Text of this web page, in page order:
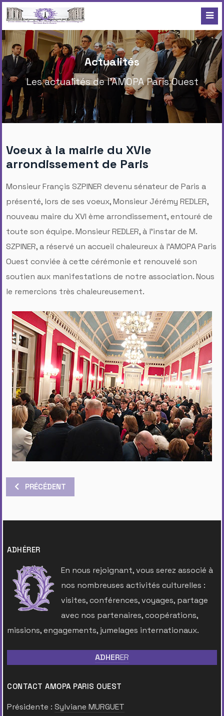
Actualités
Les actualités de l'AMOPA Paris Ouest
Voeux à la mairie du XVIe
arrondissement de Paris
Monsieur Françis SZPINER devenu sénateur de Paris a
présenté, lors de ses voeux, Monsieur Jérémy REDLER,
nouveau maire du XVI ème arrondissement, entouré de
toute son équipe. Monsieur REDLER, à l’instar de M.
SZPINER, a réservé un accueil chaleureux à l’AMOPA Paris
Ouest conviée à cette cérémonie et renouvelé son
soutien aux manifestations de notre association. Nous
le remercions très chaleureusement.
ARTICLE PRÉCÉDENT : VOYAGE EN EGYPTE PROPOSÉ PAR
PRÉCÉDENT
ADHÉRER
En nous rejoignant, vous serez associé à
nos nombreuses activités culturelles :
visites, conférences, voyages, partage
avec nos partenaires, coopérations,
missions, engagements, jumelages internationaux.
ADHERER
CONTACT AMOPA PARIS OUEST
Présidente : Sylviane MURGUET